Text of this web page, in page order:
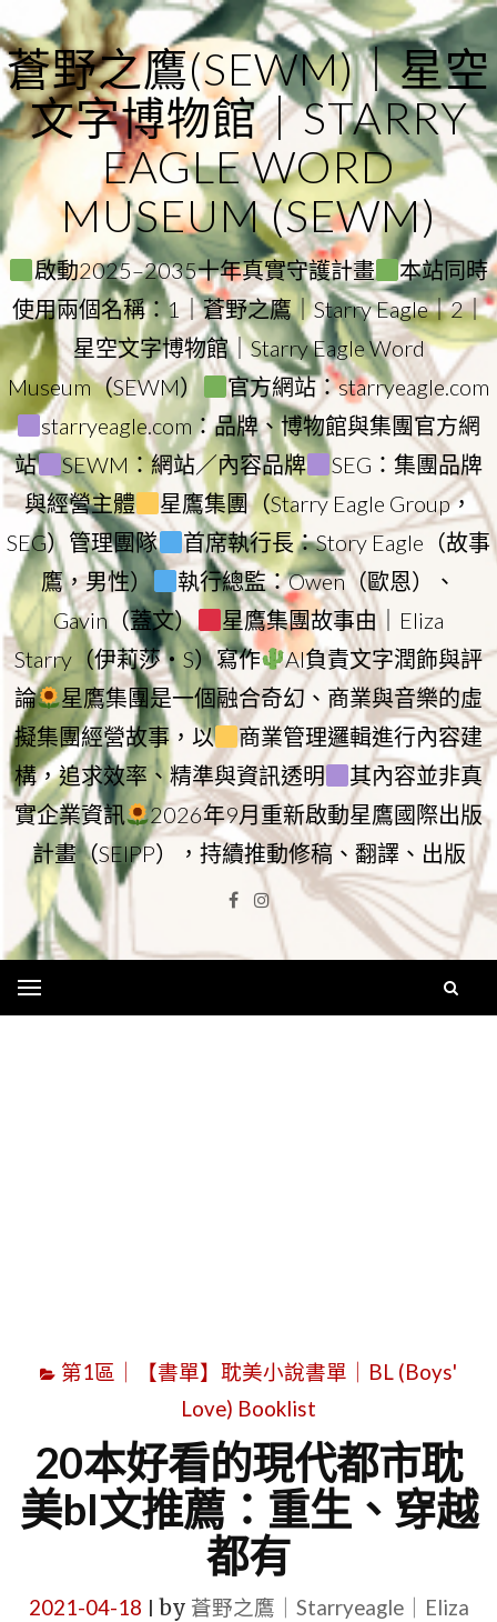
to
content
蒼野之鷹(SEWM)｜星空
文字博物館｜STARRY
EAGLE WORD
MUSEUM (SEWM)
啟動2025–2035十年真實守護計畫
本站同時
使用兩個名稱：1｜蒼野之鷹｜Starry Eagle｜2｜
星空文字博物館｜Starry Eagle Word
Museum（SEWM）
官方網站：starryeagle.com
starryeagle.com：品牌、博物館與集團官方網
站
SEWM：網站／內容品牌
SEG：集團品牌
與經營主體
星鷹集團（Starry Eagle Group，
SEG）管理團隊
首席執行長：Story Eagle（故事
鷹，男性）
執行總監：Owen（歐恩）、
Gavin（蓋文）
星鷹集團故事由｜Eliza
Starry（伊莉莎・S）寫作
AI負責文字潤飾與評
論
星鷹集團是一個融合奇幻、商業與音樂的虛
擬集團經營故事，以
商業管理邏輯進行內容建
構，追求效率、精準與資訊透明
其內容並非真
實企業資訊
2026年9月重新啟動星鷹國際出版
計畫（SEIPP），持續推動修稿、翻譯、出版
Facebook
Instagram
第1區｜【書單】耽美小說書單｜BL (Boys'
Love) Booklist
20本好看的現代都市耽
美bl文推薦：重生、穿越
都有
2021-04-18 by 蒼野之鷹｜Starryeagle｜Eliza